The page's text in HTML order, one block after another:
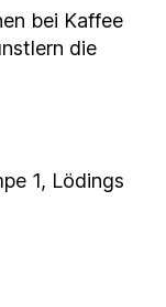
bei Kaffee
die
1, Lödings